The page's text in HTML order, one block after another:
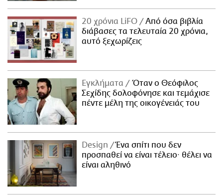
20 χρόνια LiFO
Από όσα βιβλία
διάβασες τα τελευταία 20 χρόνια,
αυτό ξεχωρίζεις
Εγκλήματα
Όταν ο Θεόφιλος
Σεχίδης δολοφόνησε και τεμάχισε
πέντε μέλη της οικογένειάς του
Design
Ένα σπίτι που δεν
προσπαθεί να είναι τέλειο· θέλει να
είναι αληθινό